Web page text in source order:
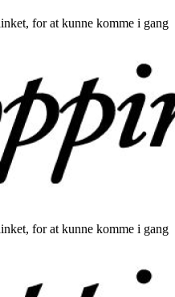
for at kunne komme i gang
for at kunne komme i gang